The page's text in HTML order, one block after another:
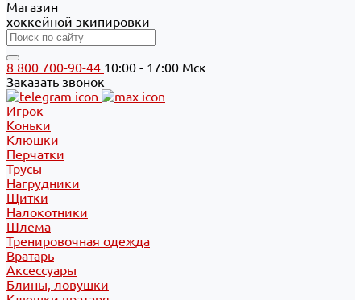
Магазин
хоккейной экипировки
8 800 700-90-44 10:00 - 17:00 Мск
Заказать звонок
Игрок
Коньки
Клюшки
Перчатки
Трусы
Нагрудники
Щитки
Налокотники
Шлема
Тренировочная одежда
Вратарь
Аксессуары
Блины, ловушки